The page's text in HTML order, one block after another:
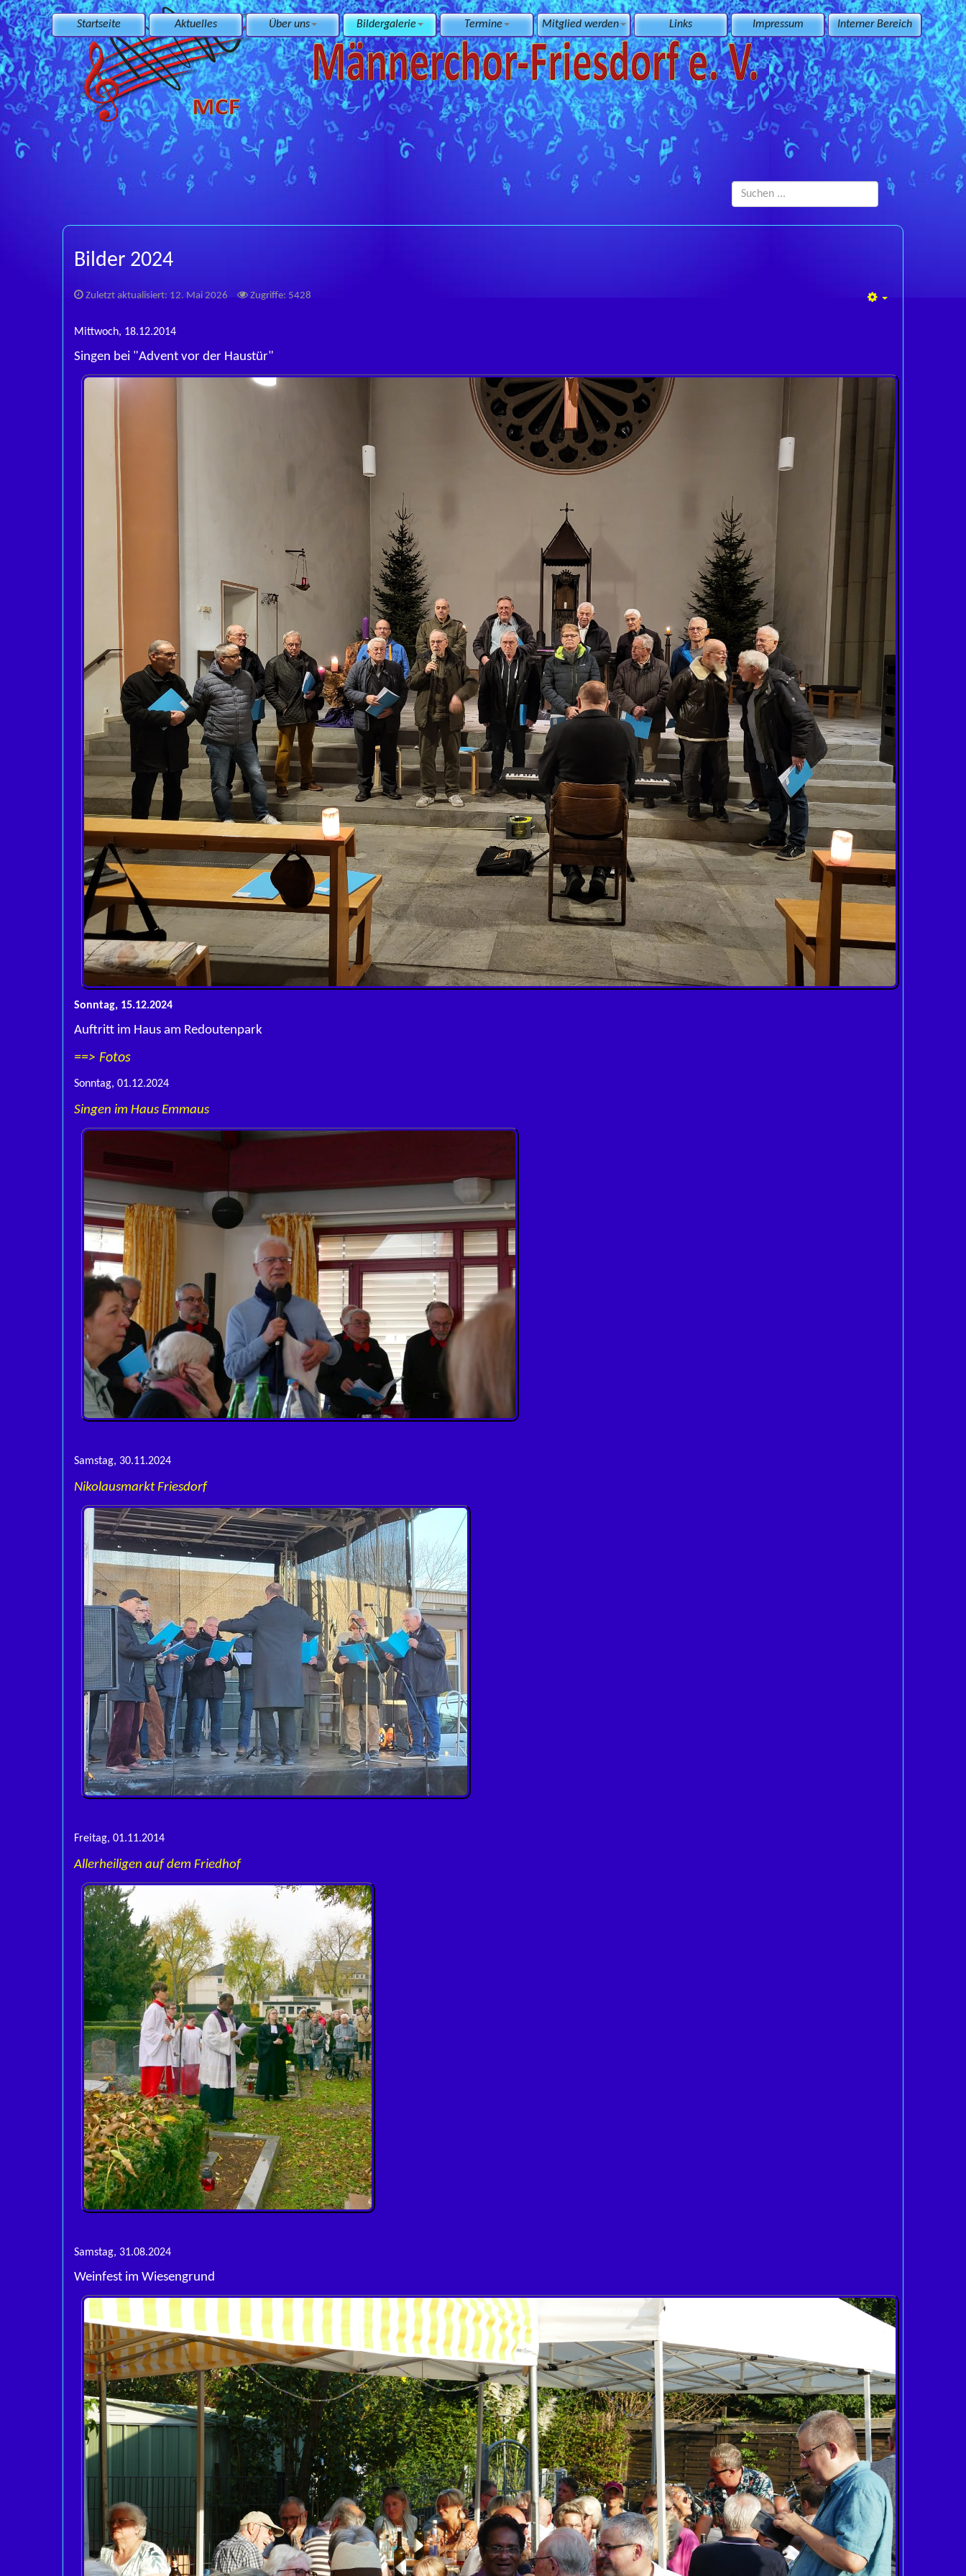
Startseite Aktuelles Über uns Bildergalerie Termine Mitglied werden Links Impressum Interner Bereich
Suchen
...
Bilder 2024
Zuletzt aktualisiert: 12. Mai 2026 Zugriffe: 5428
Mittwoch, 18.12.2014
Singen bei "Advent vor der Haustür"
Sonntag, 15.12.2024
Auftritt im Haus am Redoutenpark
==> Fotos
Sonntag, 01.12.2024
Singen im Haus Emmaus
Samstag, 30.11.2024
Nikolausmarkt Friesdorf
Freitag, 01.11.2014
Allerheiligen auf dem Friedhof
Samstag, 31.08.2024
Weinfest im Wiesengrund